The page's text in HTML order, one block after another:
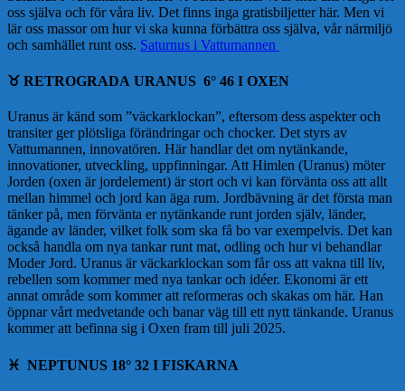
oss själva och för våra liv. Det finns inga gratisbiljetter här. Men vi
lär oss massor om hur vi ska kunna förbättra oss själva, vår närmiljö
och samhället runt oss. Saturnus i Vattumannen
♉️ RETROGRADA URANUS 6° 46 I OXEN
Uranus är känd som ”väckarklockan”, eftersom dess aspekter och
transiter ger plötsliga förändringar och chocker. Det styrs av
Vattumannen, innovatören. Här handlar det om nytänkande,
innovationer, utveckling, uppfinningar. Att Himlen (Uranus) möter
Jorden (oxen är jordelement) är stort och vi kan förvänta oss att allt
mellan himmel och jord kan äga rum. Jordbävning är det första man
tänker på, men förvänta er nytänkande runt jorden själv, länder,
ägande av länder, vilket folk som ska få bo var exempelvis. Det kan
också handla om nya tankar runt mat, odling och hur vi behandlar
Moder Jord. Uranus är väckarklockan som får oss att vakna till liv,
rebellen som kommer med nya tankar och idéer. Ekonomi är ett
annat område som kommer att reformeras och skakas om här. Han
öppnar vårt medvetande och banar väg till ett nytt tänkande. Uranus
kommer att befinna sig i Oxen fram till juli 2025.
♓️ NEPTUNUS 18° 32 I FISKARNA